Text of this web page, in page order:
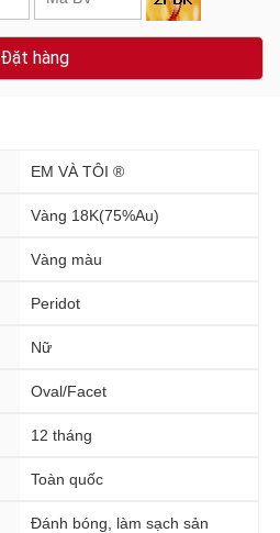
Đặt hàng
EM VÀ TÔI ®
Vàng 18K(75%Au)
Vàng màu
Peridot
Nữ
Oval/Facet
12 tháng
Toàn quốc
Đánh bóng, làm sạch sản